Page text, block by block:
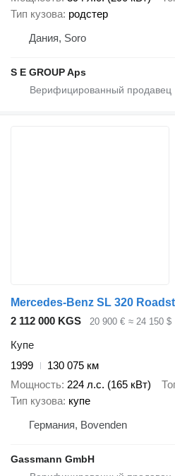
Тип кузова родстер
Дания, Soro
S E GROUP Aps
2 112 000 KGS 20 900 € ≈ 24 150 $
Купе
1999
130 075 км
Мощность 224 л.с. (165 кВт)
Тип кузова купе
Германия, Bovenden
Gassmann GmbH